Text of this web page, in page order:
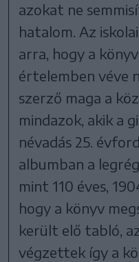
azokat ne
hatalom. Az
arra, hogy a
értelemben véve
szerző maga a
mindazok, akik a
névadás 25.
albumban a
mint 110 éves,
hogy a könyv
került elő tabló,
végzettek így a